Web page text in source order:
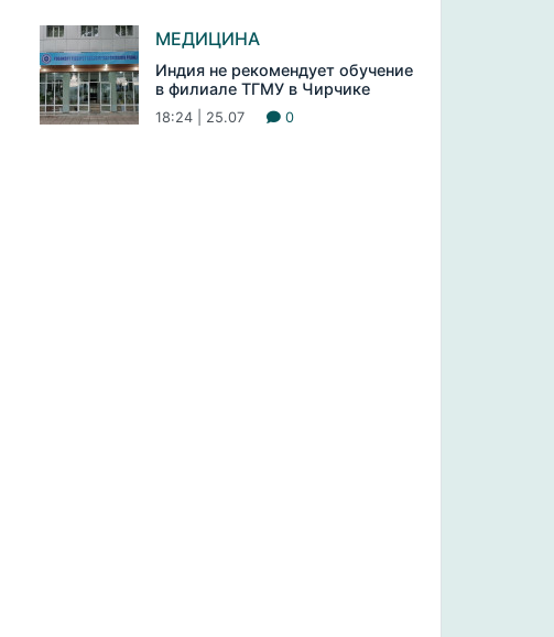
МЕДИЦИНА
Индия не рекомендует обучение
в филиале ТГМУ в Чирчике
18:24 | 25.07 0